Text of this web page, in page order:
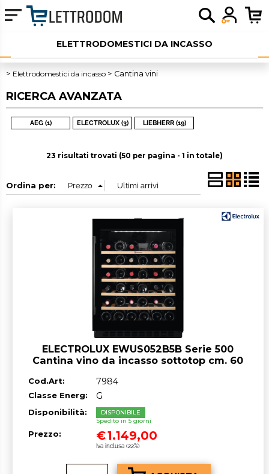
ELETTRODOMESTICI DA INCASSO
ELETTRODOMESTICI LIBERA INSTALLAZIONE
PICCOLI ELETTRODOMESTICI
AUDIO
Elettrodomestici da incasso Cantina vini
RICERCA AVANZATA
AEG (1) ELECTROLUX (3) LIEBHERR (19)
23 risultati trovati (50 per pagina - 1 in totale)
Ordina per:
ELECTROLUX EWUS052B5B Serie 500
Cantina vino da incasso sottotop cm. 60
Cod.Art: 7984
Classe Energ: G
Disponibilità:
DISPONIBILE
Spedito in 5 giorni
Prezzo: €1.149,00
Iva inclusa (22%)